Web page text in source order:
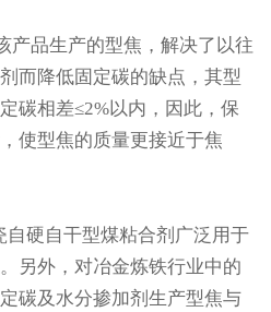
产品生产的型焦，解决了以往
而降低固定碳的缺点，其型
碳相差≤2%以内，因此，保
使型焦的质量更接近于焦
自硬自干型煤粘合剂广泛用于
另外，对冶金炼铁行业中的
碳及水分掺加剂生产型焦与